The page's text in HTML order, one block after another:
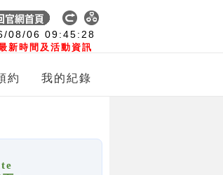
08/06 09:45:28
新時間及活動資訊
約 我的紀錄